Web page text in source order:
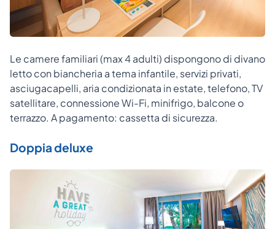
Le camere familiari (max 4 adulti) dispongono di divano
letto con biancheria a tema infantile, servizi privati,
asciugacapelli, aria condizionata in estate, telefono, TV
satellitare, connessione Wi-Fi, minifrigo, balcone o
terrazzo. A pagamento: cassetta di sicurezza.
Doppia deluxe